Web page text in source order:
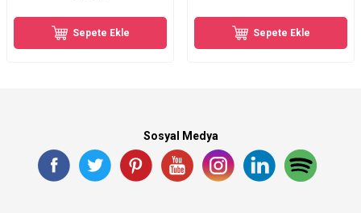
Sepete Ekle Sepete Ekle
Sosyal Medya